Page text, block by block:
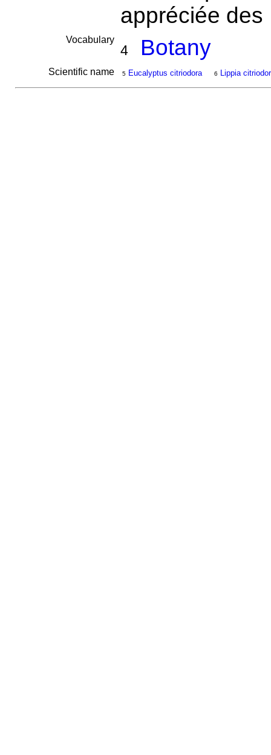
appréciée
Vocabulary
4 Botany
Scientific name 5 Eucalyptus citriodora 6 Lippia